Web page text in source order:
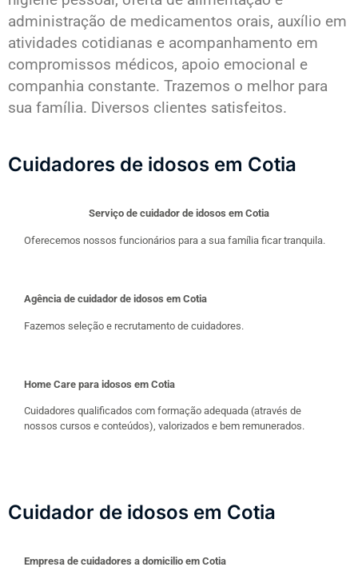
administração de medicamentos orais, auxílio em
atividades cotidianas e acompanhamento em
compromissos médicos, apoio emocional e
companhia constante. Trazemos o melhor para
sua família. Diversos clientes satisfeitos.
Cuidadores de idosos em Cotia
Serviço de cuidador de idosos em Cotia
Oferecemos nossos funcionários para a sua família ficar tranquila.
Agência de cuidador de idosos em Cotia
Fazemos seleção e recrutamento de cuidadores.
Home Care para idosos em Cotia
Cuidadores qualificados com formação adequada (através de
nossos cursos e conteúdos), valorizados e bem remunerados.
Cuidador de idosos em Cotia
Empresa de cuidadores a domicilio em Cotia